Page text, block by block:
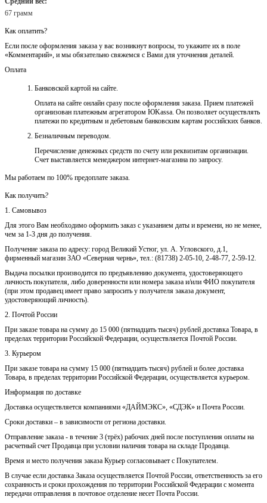
67 грамм
Как оплатить?
Если после оформления заказа у вас возникнут вопросы, то укажите их в поле
«Комментарий», и мы обязательно свяжемся с Вами для уточнения деталей.
Оплата
Банковской картой на сайте.
Оплата на сайте онлайн сразу после оформления заказа. Прием платежей
организован платежным агрегатором ЮKassa. Он позволяет осуществлять
платежи по кредитным и дебетовым банковским картам российских банков.
Безналичным переводом.
Перечисление денежных средств по счету или реквизитам организации.
Счет выставляется менеджером интернет-магазина по запросу.
Мы работаем по 100% предоплате заказа.
Как получить?
1. Самовывоз
Для этого Вам необходимо оформить заказ с указанием даты и времени, но не менее,
чем за 1-3 дня до получения.
Получение заказа по адресу: город Великий Устюг, ул. А. Угловского, д.1,
фирменный магазин ЗАО «Северная чернь», тел.: (81738) 2-05-10, 2-48-77, 2-59-12.
Выдача посылки производится по предъявлению документа, удостоверяющего
личность покупателя, либо доверенности или номера заказа и/или ФИО покупателя
(при этом продавец имеет право запросить у получателя заказа документ,
удостоверяющий личность).
2. Почтой России
При заказе товара на сумму до 15 000 (пятнадцать тысяч) рублей доставка Товара, в
пределах территории Российской Федерации, осуществляется Почтой России.
3. Курьером
При заказе товара на сумму 15 000 (пятнадцать тысяч) рублей и более доставка
Товара, в пределах территории Российской Федерации, осуществляется курьером.
Информация по доставке
Доставка осуществляется компаниями «ДАЙМЭКС», «СДЭК» и Почта России.
Сроки доставки – в зависимости от региона доставки.
Отправление заказа - в течение 3 (трёх) рабочих дней после поступления оплаты на
расчетный счет Продавца при условии наличия товара на складе Продавца.
Время и место получения заказа Курьер согласовывает с Покупателем.
В случае если доставка Заказа осуществляется Почтой России, ответственность за его
сохранность и сроки прохождения по территории Российской Федерации с момента
передачи отправления в почтовое отделение несет Почта России.